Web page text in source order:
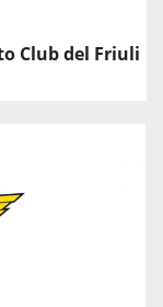
Club del Friuli